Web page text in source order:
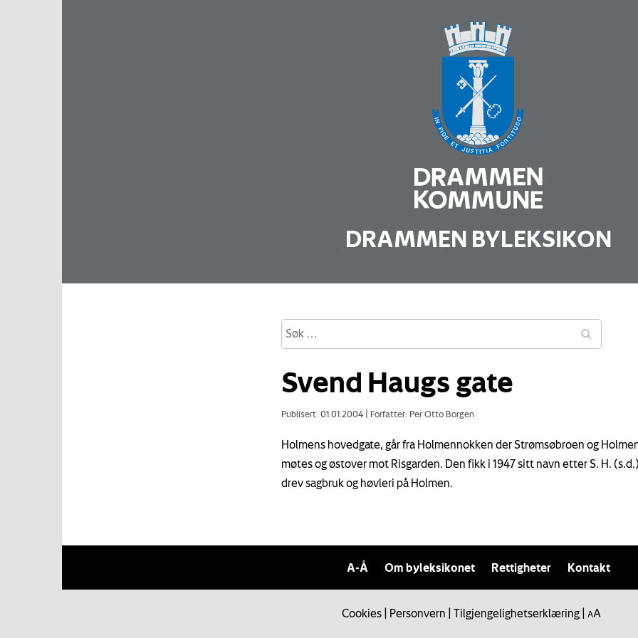
DRAMMEN BYLEKSIKON
Svend Haugs gate
Publisert: 01.01.2004 Forfatter: Per Otto Borgen
Holmens hovedgate, går fra Holmennokken der Strømsøbroen og
møtes og østover mot Risgarden. Den fikk i 1947 sitt navn etter S. H.
drev sagbruk og høvleri på Holmen.
A-Å Om byleksikonet Rettigheter Kontakt
Cookies Personvern Tilgjengelighetserklæring AA